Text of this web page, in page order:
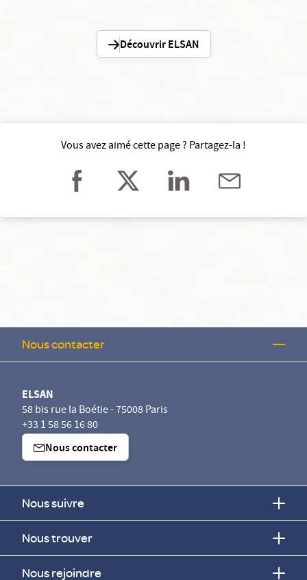
Découvrir ELSAN
Vous avez aimé cette page ? Partagez-la !
Nous contacter
ELSAN
58 bis rue la Boétie - 75008 Paris
+33 1 58 56 16 80
Nous contacter
Nous suivre
Nous trouver
Nous rejoindre